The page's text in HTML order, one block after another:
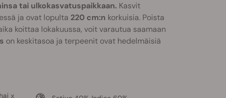
tai ulkokasvatuspaikkaan. Kasvit
ja ovat lopulta 220 cm:n korkuisia. Poista
koittaa lokakuussa, voit varautua saamaan
on keskitasoa ja terpeenit ovat hedelmäisiä
x